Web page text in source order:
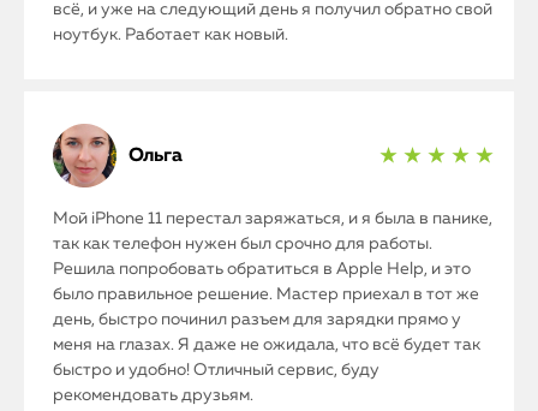
всё, и уже на следующий день я получил обратно свой
ноутбук. Работает как новый.
Ольга ★ ★ ★ ★ ★
Мой iPhone 11 перестал заряжаться, и я была в панике,
так как телефон нужен был срочно для работы.
Решила попробовать обратиться в Apple Help, и это
было правильное решение. Мастер приехал в тот же
день, быстро починил разъем для зарядки прямо у
меня на глазах. Я даже не ожидала, что всё будет так
быстро и удобно! Отличный сервис, буду
рекомендовать друзьям.